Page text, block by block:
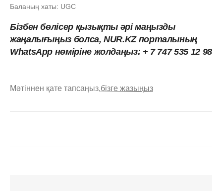
Баланың хаты: UGC
Бізбен бөлісер қызықты әрі маңызды
жаңалығыңыз болса, NUR.KZ порталының
WhatsApp нөміріне жолдаңыз: + 7 747 535 12 98
Мәтіннен қате тапсаңыз,бізге жазыңыз